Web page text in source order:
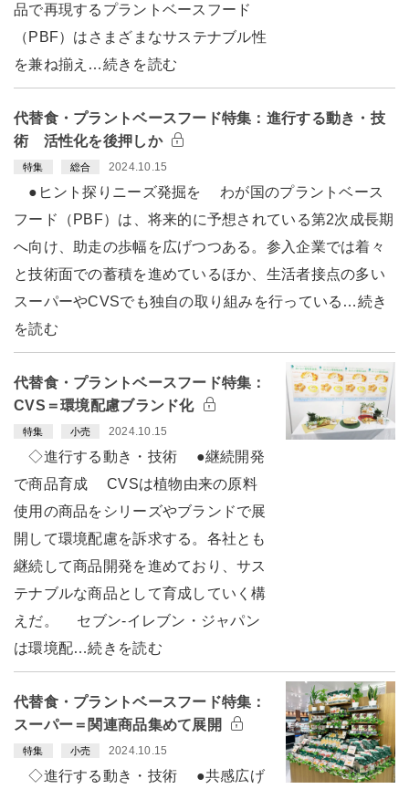
品で再現するプラントベースフード
（PBF）はさまざまなサステナブル性
を兼ね揃え…続きを読む
代替食・プラントベースフード特集：進行する動き・技
術 活性化を後押しか
特集 総合 2024.10.15
●ヒント探りニーズ発掘を わが国のプラントベース
フード（PBF）は、将来的に予想されている第2次成長期
へ向け、助走の歩幅を広げつつある。参入企業では着々
と技術面での蓄積を進めているほか、生活者接点の多い
スーパーやCVSでも独自の取り組みを行っている…続き
を読む
代替食・プラントベースフード特集：
CVS＝環境配慮ブランド化
特集 小売 2024.10.15
◇進行する動き・技術 ●継続開発
で商品育成 CVSは植物由来の原料
使用の商品をシリーズやブランドで展
開して環境配慮を訴求する。各社とも
継続して商品開発を進めており、サス
テナブルな商品として育成していく構
えだ。 セブン-イレブン・ジャパン
は環境配…続きを読む
代替食・プラントベースフード特集：
スーパー＝関連商品集めて展開
特集 小売 2024.10.15
◇進行する動き・技術 ●共感広げ